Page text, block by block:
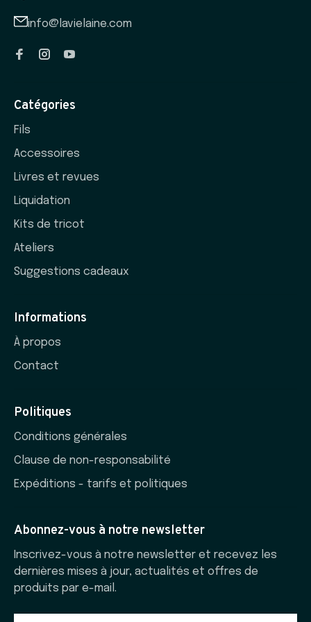
info@lavielaine.com
Catégories
Fils
Accessoires
Livres et revues
Liquidation
Kits de tricot
Ateliers
Suggestions cadeaux
Informations
À propos
Contact
Politiques
Conditions générales
Clause de non-responsabilité
Expéditions - tarifs et politiques
Abonnez-vous à notre newsletter
Inscrivez-vous à notre newsletter et recevez les
dernières mises à jour, actualités et offres de
produits par e-mail.